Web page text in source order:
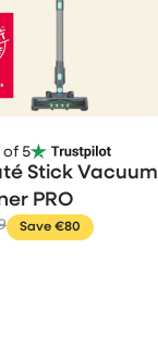
5
Stick Vacuum
PRO
Save €80